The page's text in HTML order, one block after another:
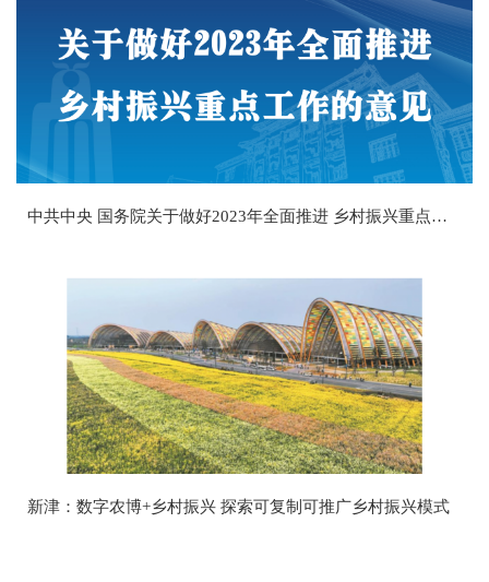
中共中央 国务院关于做好2023年全面推进 乡村振兴重点工作的意见
新津：数字农博+乡村振兴 探索可复制可推广乡村振兴模式